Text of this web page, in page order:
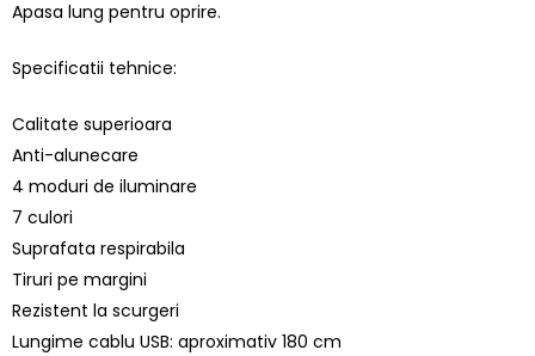
Apasa lung pentru oprire.
Specificatii tehnice:
Calitate superioara
Anti-alunecare
4 moduri de iluminare
7 culori
Suprafata respirabila
Tiruri pe margini
Rezistent la scurgeri
Lungime cablu USB: aproximativ 180 cm